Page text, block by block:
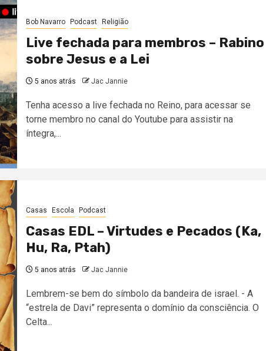
Bob Navarro Podcast Religião
Live fechada para membros – Rabino
sobre Jesus e a Lei
5 anos atrás Jac Jannie
Tenha acesso a live fechada no Reino, para acessar se
torne membro no canal do Youtube para assistir na
íntegra,...
Casas Escola Podcast
Casas EDL – Virtudes e Pecados (Ka,
Hu, Ra, Ptah)
5 anos atrás Jac Jannie
Lembrem-se bem do símbolo da bandeira de israel. - A
“estrela de Davi” representa o domínio da consciência. O
Celta...